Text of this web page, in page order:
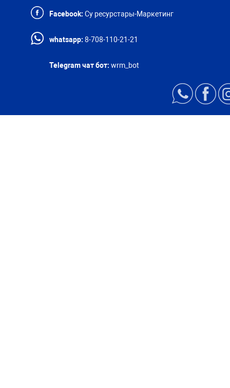
Facebook: Су ресурстары-Маркетинг
whatsapp: 8-708-110-21-21
Telegram чат бот: wrm_bot